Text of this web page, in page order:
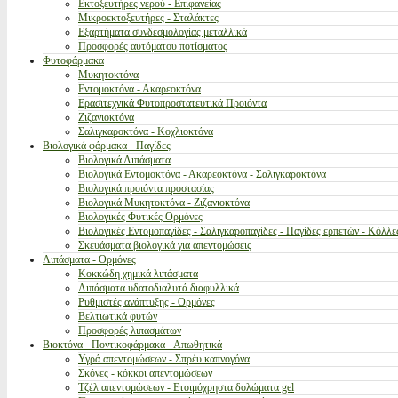
Εκτοξευτήρες νερού - Επιφανείας
Μικροεκτοξευτήρες - Σταλάκτες
Εξαρτήματα συνδεσμολογίας μεταλλικά
Προσφορές αυτόματου ποτίσματος
Φυτοφάρμακα
Μυκητοκτόνα
Εντομοκτόνα - Ακαρεοκτόνα
Ερασιτεχνικά Φυτοπροστατευτικά Προιόντα
Ζιζανιοκτόνα
Σαλιγκαροκτόνα - Κοχλιοκτόνα
Βιολογικά φάρμακα - Παγίδες
Βιολογικά Λιπάσματα
Βιολογικά Εντομοκτόνα - Ακαρεοκτόνα - Σαλιγκαροκτόνα
Βιολογικά προιόντα προστασίας
Βιολογικά Μυκητοκτόνα - Ζιζανιοκτόνα
Βιολογικές Φυτικές Ορμόνες
Βιολογικές Εντομοπαγίδες - Σαλιγκαροπαγίδες - Παγίδες ερπετών -
Σκευάσματα βιολογικά για απεντομώσεις
Λιπάσματα - Ορμόνες
Κοκκώδη χημικά λιπάσματα
Λιπάσματα υδατοδιαλυτά διαφυλλικά
Ρυθμιστές ανάπτυξης - Ορμόνες
Βελτιωτικά φυτών
Προσφορές λιπασμάτων
Βιοκτόνα - Ποντικοφάρμακα - Απωθητικά
Υγρά απεντομώσεων - Σπρέυ καπνογόνα
Σκόνες - κόκκοι απεντομώσεων
Τζέλ απεντομώσεων - Ετοιμόχρηστα δολώματα gel